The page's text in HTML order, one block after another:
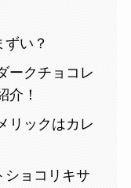
い？
ークチョコレ
介！
リックはカレ
ショコリキサ